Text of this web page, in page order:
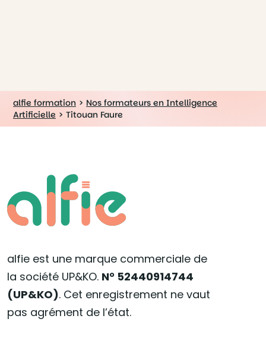
alfie formation > Nos formateurs en Intelligence
Artificielle > Titouan Faure
alfie est une marque commerciale de
la société UP&KO. N° 52440914744
(UP&KO). Cet enregistrement ne vaut
pas agrément de l’état.